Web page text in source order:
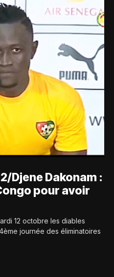
Djene Dakonam :
pour avoir
12 octobre les diables
journée des éliminatoires